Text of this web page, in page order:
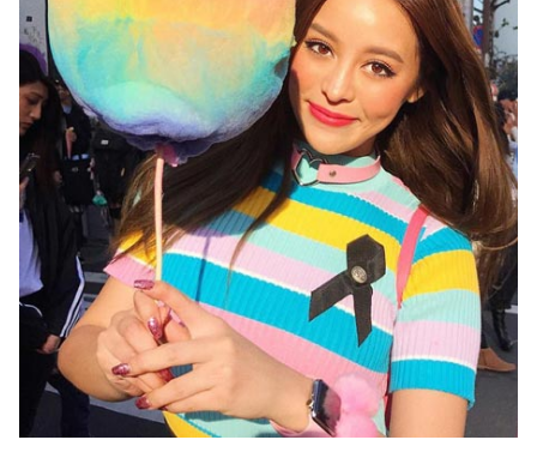
ผู้
หญิง
ผู้ชาย
สุขภาพ
ท่อง
เที่ยว
อาหาร
ง่ายๆ
ช้อป
ปิ้ง